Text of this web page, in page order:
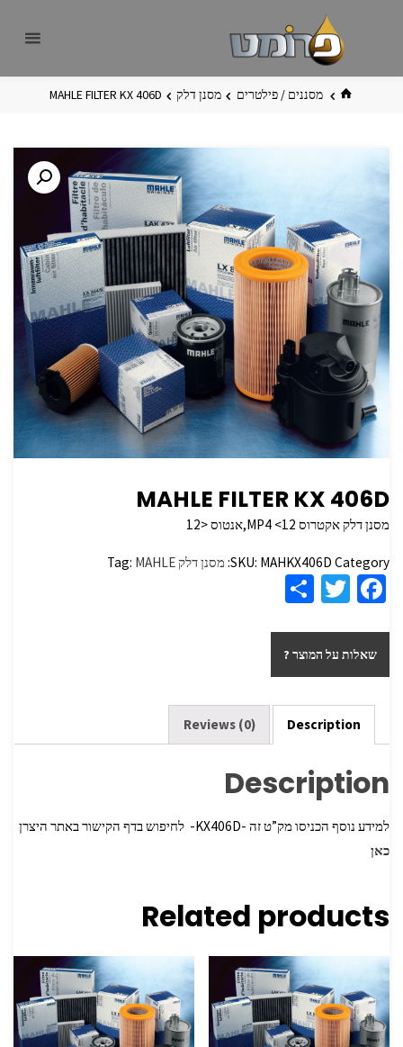
בית מסננים / פילטרים מסנן דלק MAHLE FILTER KX 406D
MAHLE FILTER KX 406D
מסנן דלק אקטרוס MP4 <12,אנטוס <12
SKU: MAHKX406D Category: מסנן דלק Tag: MAHLE
Fa
b
o
o
k
T
tt
er
ar
e
שאלות על המוצר ?
Description
Reviews (0)
Description
למידע נוסף הכניסו מק”ט זה -KX406D- לחיפוש בדף הקישור באתר היצרן
כאן
Related products